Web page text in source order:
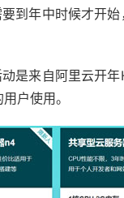
到年中时候才开
是来自阿里云开
户使用。